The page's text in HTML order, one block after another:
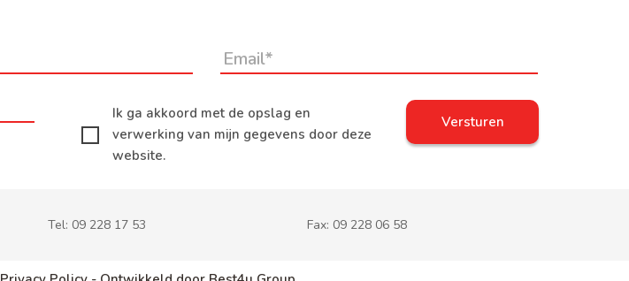
Ik ga akkoord met de opslag en
verwerking van mijn gegevens door deze
website.
Tel: 09 228 17 53 Fax: 09 228 06 58